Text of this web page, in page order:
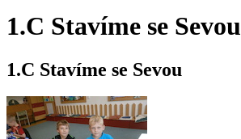
1.C Stavíme se Sevou
1.C Stavíme se Sevou